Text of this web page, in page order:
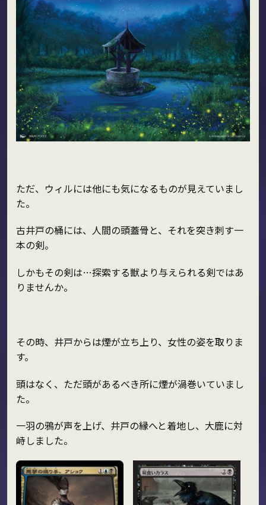
ただ、ウィルには他にも気になるものが見えていまし
た。
古井戸の桶には、人間の頭蓋骨と、それを突き刺す一
本の剣。
しかもその剣は…探索する獣より与えられる剣ではあ
りませんか。
その時、井戸からは煙が立ち上り、女性の姿を取りま
す。
頭はなく、ただ頭があるべき所に煙が渦巻いていまし
た。
一羽の鴉が声を上げ、井戸の縁へと着地し、大鹿に対
峙しました。